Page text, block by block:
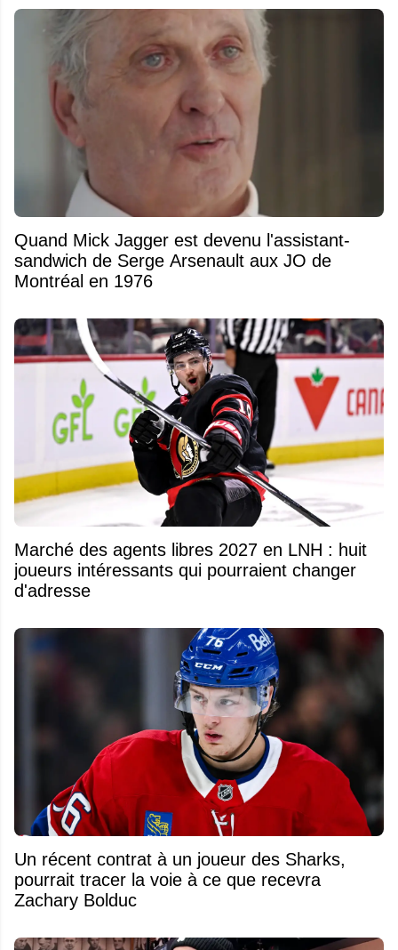
Quand Mick Jagger est devenu l'assistant-
sandwich de Serge Arsenault aux JO de
Montréal en 1976
Marché des agents libres 2027 en LNH : huit
joueurs intéressants qui pourraient changer
d'adresse
Un récent contrat à un joueur des Sharks,
pourrait tracer la voie à ce que recevra
Zachary Bolduc